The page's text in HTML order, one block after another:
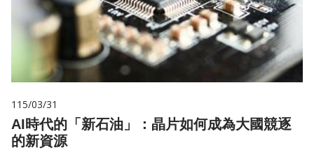
115/03/31
AI時代的「新石油」：晶片如何成為大國競逐
的新資源